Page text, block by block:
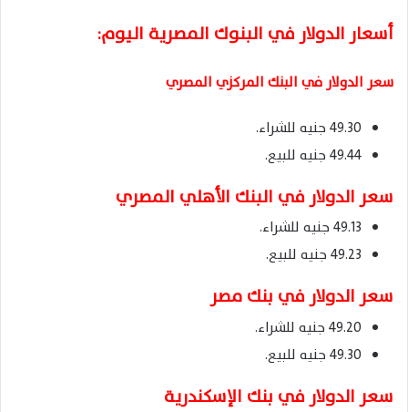
أسعار الدولار في البنوك المصرية اليوم:
سعر الدولار في البنك المركزي المصري
49.30 جنيه للشراء.
49.44 جنيه للبيع.
سعر الدولار في البنك الأهلي المصري
49.13 جنيه للشراء.
49.23 جنيه للبيع.
سعر الدولار في بنك مصر
49.20 جنيه للشراء.
49.30 جنيه للبيع.
سعر الدولار في بنك الإسكندرية